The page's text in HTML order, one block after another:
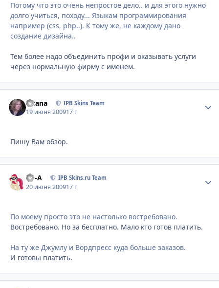
Потому что это очень непростое дело.. и для этого нужно
долго учиться, походу... Языкам программирования
например (css, php..). К тому же, не каждому дано
создание дизайна..
Тем более надо объединить профи и оказывать услуги
через нормальную фирму с именем.
Fisana IPB Skins Team
19 июня 200917 г
Пишу Вам обзор.
Ph-A IPB Skins.ru Team
20 июня 200917 г
По моему просто это не настолько востребовано.
Востребовано. Но за бесплатно. Мало кто готов платить.
На ту же Джумлу и Вордпресс куда больше заказов.
И готовы платить.